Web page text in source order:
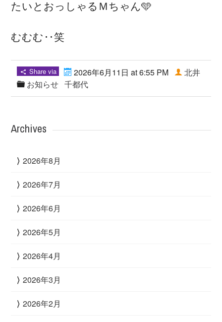
たいとおっしゃるＭちゃん🩵
むむむ‥笑
Share via
2026年6月11日 at 6:55 PM
お知らせ
北井
千都代
Archives
2026年8月
2026年7月
2026年6月
2026年5月
2026年4月
2026年3月
2026年2月